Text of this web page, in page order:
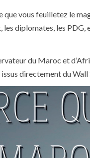
que vous feuilletez le
les diplomates, les
du Maroc et
directement du